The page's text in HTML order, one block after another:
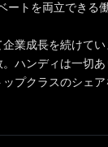
ートを両立できる
業成長を続けてい
ハンディは一切あ
プクラスのシェ